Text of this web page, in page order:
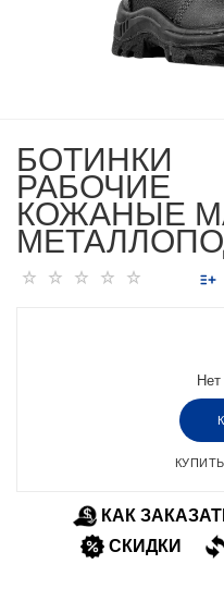
БОТИНКИ
РАБОЧИЕ
КОЖАНЫЕ
КАК
СКИДКИ